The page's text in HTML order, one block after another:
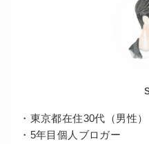
・東京都在住30代（男性）
・5年目個人ブロガー